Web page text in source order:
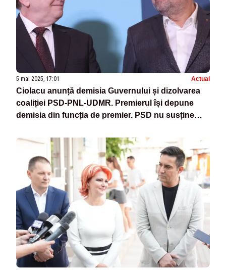
5 mai 2025, 17:01 Actual
Ciolacu anunță demisia Guvernului și dizolvarea
coaliției PSD-PNL-UDMR. Premierul își depune
demisia din funcția de premier. PSD nu susține